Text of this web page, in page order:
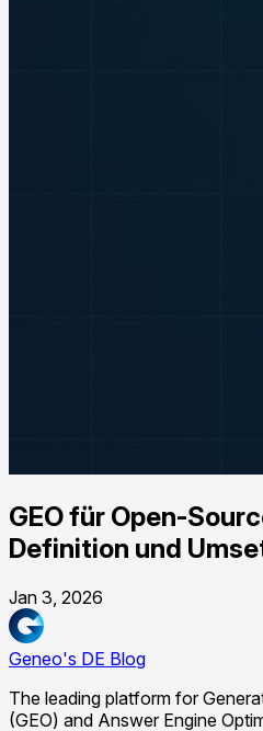
GEO für Open-
Definition und
Jan 3, 2026
Geneo's DE Blog
The leading platform for
(GEO) and Answer Engine